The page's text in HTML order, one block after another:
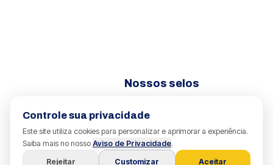
Nossos selos
Controle sua privacidade
Este site utiliza cookies para personalizar e aprimorar a experiência.
Saiba mais no nosso Aviso de Privacidade.
Rejeitar
Customizar Aceitar